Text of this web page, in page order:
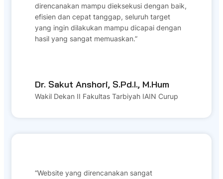
direncanakan mampu dieksekusi dengan baik,
efisien dan cepat tanggap, seluruh target
yang ingin dilakukan mampu dicapai dengan
hasil yang sangat memuaskan.”
Dr. Sakut Anshori, S.Pd.I., M.Hum
Wakil Dekan II Fakultas Tarbiyah IAIN Curup
“Website yang direncanakan sangat